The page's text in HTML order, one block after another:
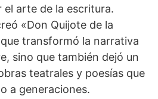
arte de la escritura.
«Don Quijote de la
transformó la narrativa
sino que también dejó un
teatrales y poesías que
a generaciones.